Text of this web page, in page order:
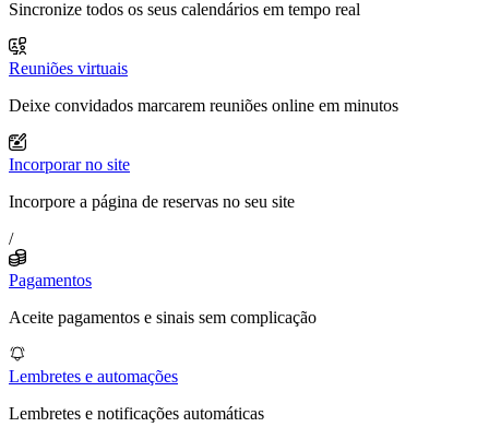
Sincronize todos os seus calendários em tempo real
Reuniões virtuais
Deixe convidados marcarem reuniões online em minutos
Incorporar no site
Incorpore a página de reservas no seu site
/
Pagamentos
Aceite pagamentos e sinais sem complicação
Lembretes e automações
Lembretes e notificações automáticas